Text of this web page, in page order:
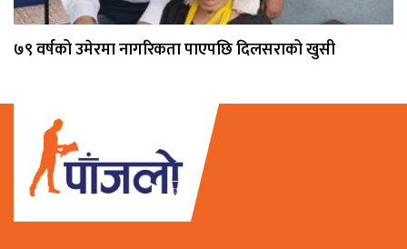
७९ वर्षको उमेरमा नागरिकता पाएपछि दिलसराको खुसी